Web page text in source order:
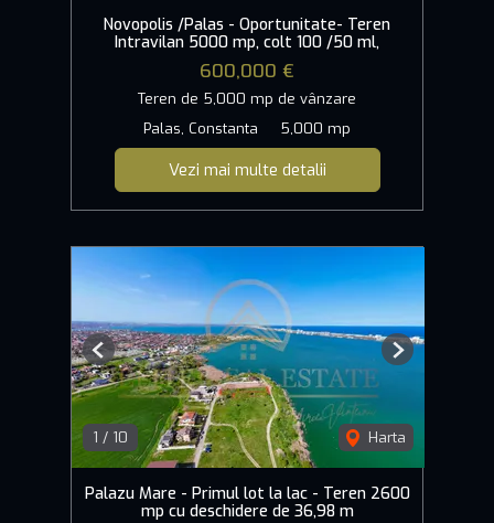
Novopolis /Palas - Oportunitate- Teren
Intravilan 5000 mp, colt 100 /50 ml,
600,000 €
Teren de 5,000 mp de vânzare
Palas, Constanta
5,000 mp
Vezi mai multe detalii
1 / 10 Harta
Previous Next
Palazu Mare - Primul lot la lac - Teren 2600
mp cu deschidere de 36,98 m